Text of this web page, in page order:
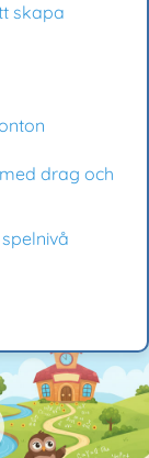
skapa
drag och